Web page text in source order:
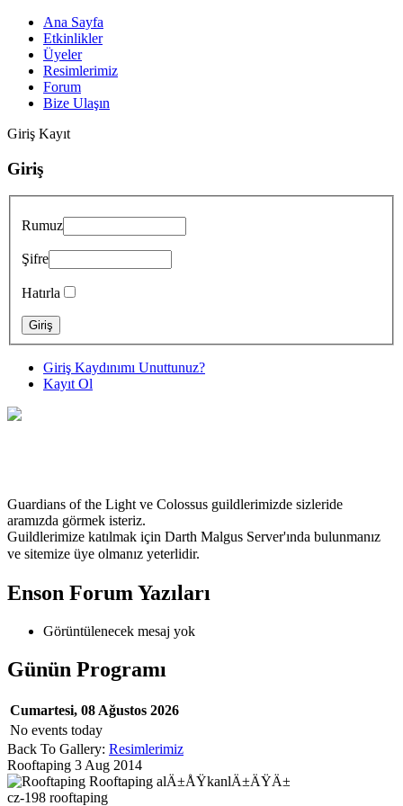
Ana Sayfa
Etkinlikler
Üyeler
Resimlerimiz
Forum
Bize Ulaşın
Giriş Kayıt
Giriş
Rumuz
Şifre
Hatırla
Giriş Kaydınımı Unuttunuz?
Kayıt Ol
Guardians of the Light ve Colossus guildlerimizde sizleride
aramızda görmek isteriz.
Guildlerimize katılmak için Darth Malgus Server'ında bulunmanız
ve sitemize üye olmanız yeterlidir.
Enson Forum Yazıları
Görüntülenecek mesaj yok
Günün Programı
Cumartesi, 08 Ağustos 2026
No events today
Back To Gallery: Resimlerimiz
Rooftaping 3 Aug 2014
Rooftaping alÄ±ÅŸkanlÄ±ÄŸÄ±
cz-198 rooftaping